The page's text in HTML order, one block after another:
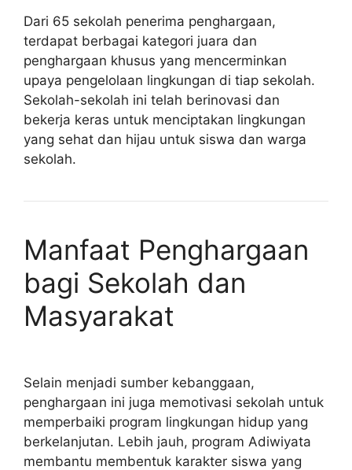
Dari 65 sekolah penerima penghargaan,
terdapat berbagai kategori juara dan
penghargaan khusus yang mencerminkan
upaya pengelolaan lingkungan di tiap sekolah.
Sekolah-sekolah ini telah berinovasi dan
bekerja keras untuk menciptakan lingkungan
yang sehat dan hijau untuk siswa dan warga
sekolah.
Manfaat Penghargaan
bagi Sekolah dan
Masyarakat
Selain menjadi sumber kebanggaan,
penghargaan ini juga memotivasi sekolah untuk
memperbaiki program lingkungan hidup yang
berkelanjutan. Lebih jauh, program Adiwiyata
membantu membentuk karakter siswa yang